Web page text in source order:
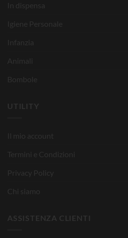
In dispensa
Igiene Personale
Infanzia
Animali
Bombole
UTILITY
Il mio account
Termini e Condizioni
Privacy Policy
Chi siamo
ASSISTENZA CLIENTI